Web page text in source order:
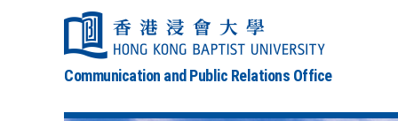
Communication and Public Relations Office